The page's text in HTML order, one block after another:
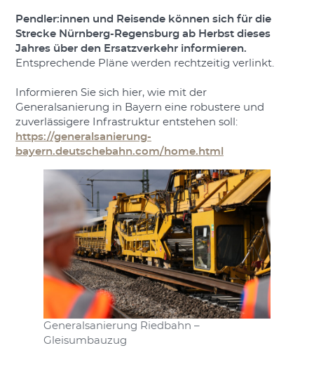
Pendler:innen und Reisende können sich für die
Strecke Nürnberg-Regensburg ab Herbst dieses
Jahres über den Ersatzverkehr informieren.
Entsprechende Pläne werden rechtzeitig verlinkt.
Informieren Sie sich hier, wie mit der
Generalsanierung in Bayern eine robustere und
zuverlässigere Infrastruktur entstehen soll:
https://generalsanierung-
bayern.deutschebahn.com/home.html
Generalsanierung Riedbahn –
Gleisumbauzug